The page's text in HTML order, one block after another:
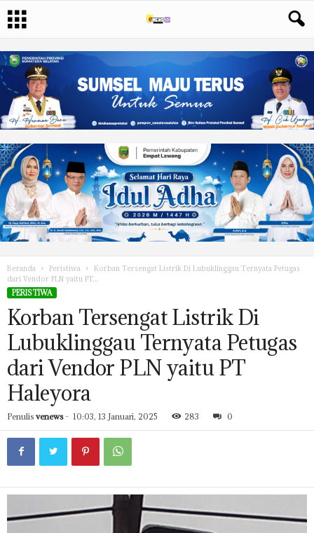
Beranda Peristiwa
Korban Tersengat Listrik Di Lubuklinggau Ternyata Petugas
dari Vendor PLN yaitu PT...
PERISTIWA
Korban Tersengat Listrik Di
Lubuklinggau Ternyata Petugas
dari Vendor PLN yaitu PT
Haleyora
Penulis venews- 10:03, 13 Januari, 2025 283 0